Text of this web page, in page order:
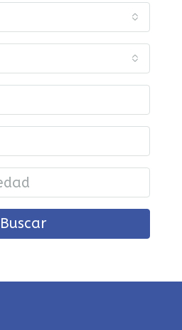
Buscar